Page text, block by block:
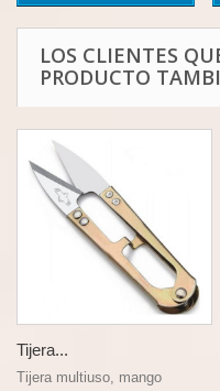
LOS CLIENTES
PRODUCTO
Tijera...
Tijera multiuso, mango